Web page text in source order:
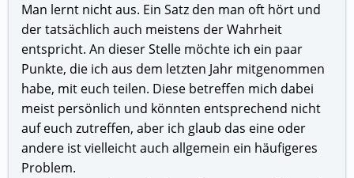
Man lernt nicht aus. Ein Satz den man oft hört und
der tatsächlich auch meistens der Wahrheit
entspricht. An dieser Stelle möchte ich ein paar
Punkte, die ich aus dem letzten Jahr mitgenommen
habe, mit euch teilen. Diese betreffen mich dabei
meist persönlich und könnten entsprechend nicht
auf euch zutreffen, aber ich glaub das eine oder
andere ist vielleicht auch allgemein ein häufigeres
Problem.